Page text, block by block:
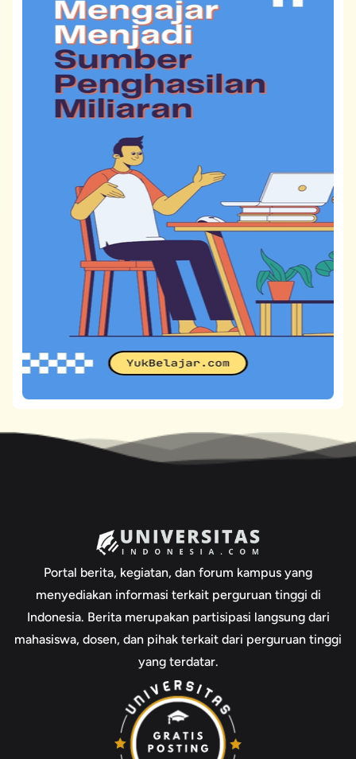
Portal berita, kegiatan, dan forum kampus yang
menyediakan informasi terkait perguruan tinggi di
Indonesia. Berita merupakan partisipasi langsung dari
mahasiswa, dosen, dan pihak terkait dari perguruan tinggi
yang terdatar.